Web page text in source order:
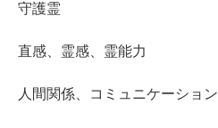
守護霊
直感、霊感、霊能力
人間関係、コミュニケーション